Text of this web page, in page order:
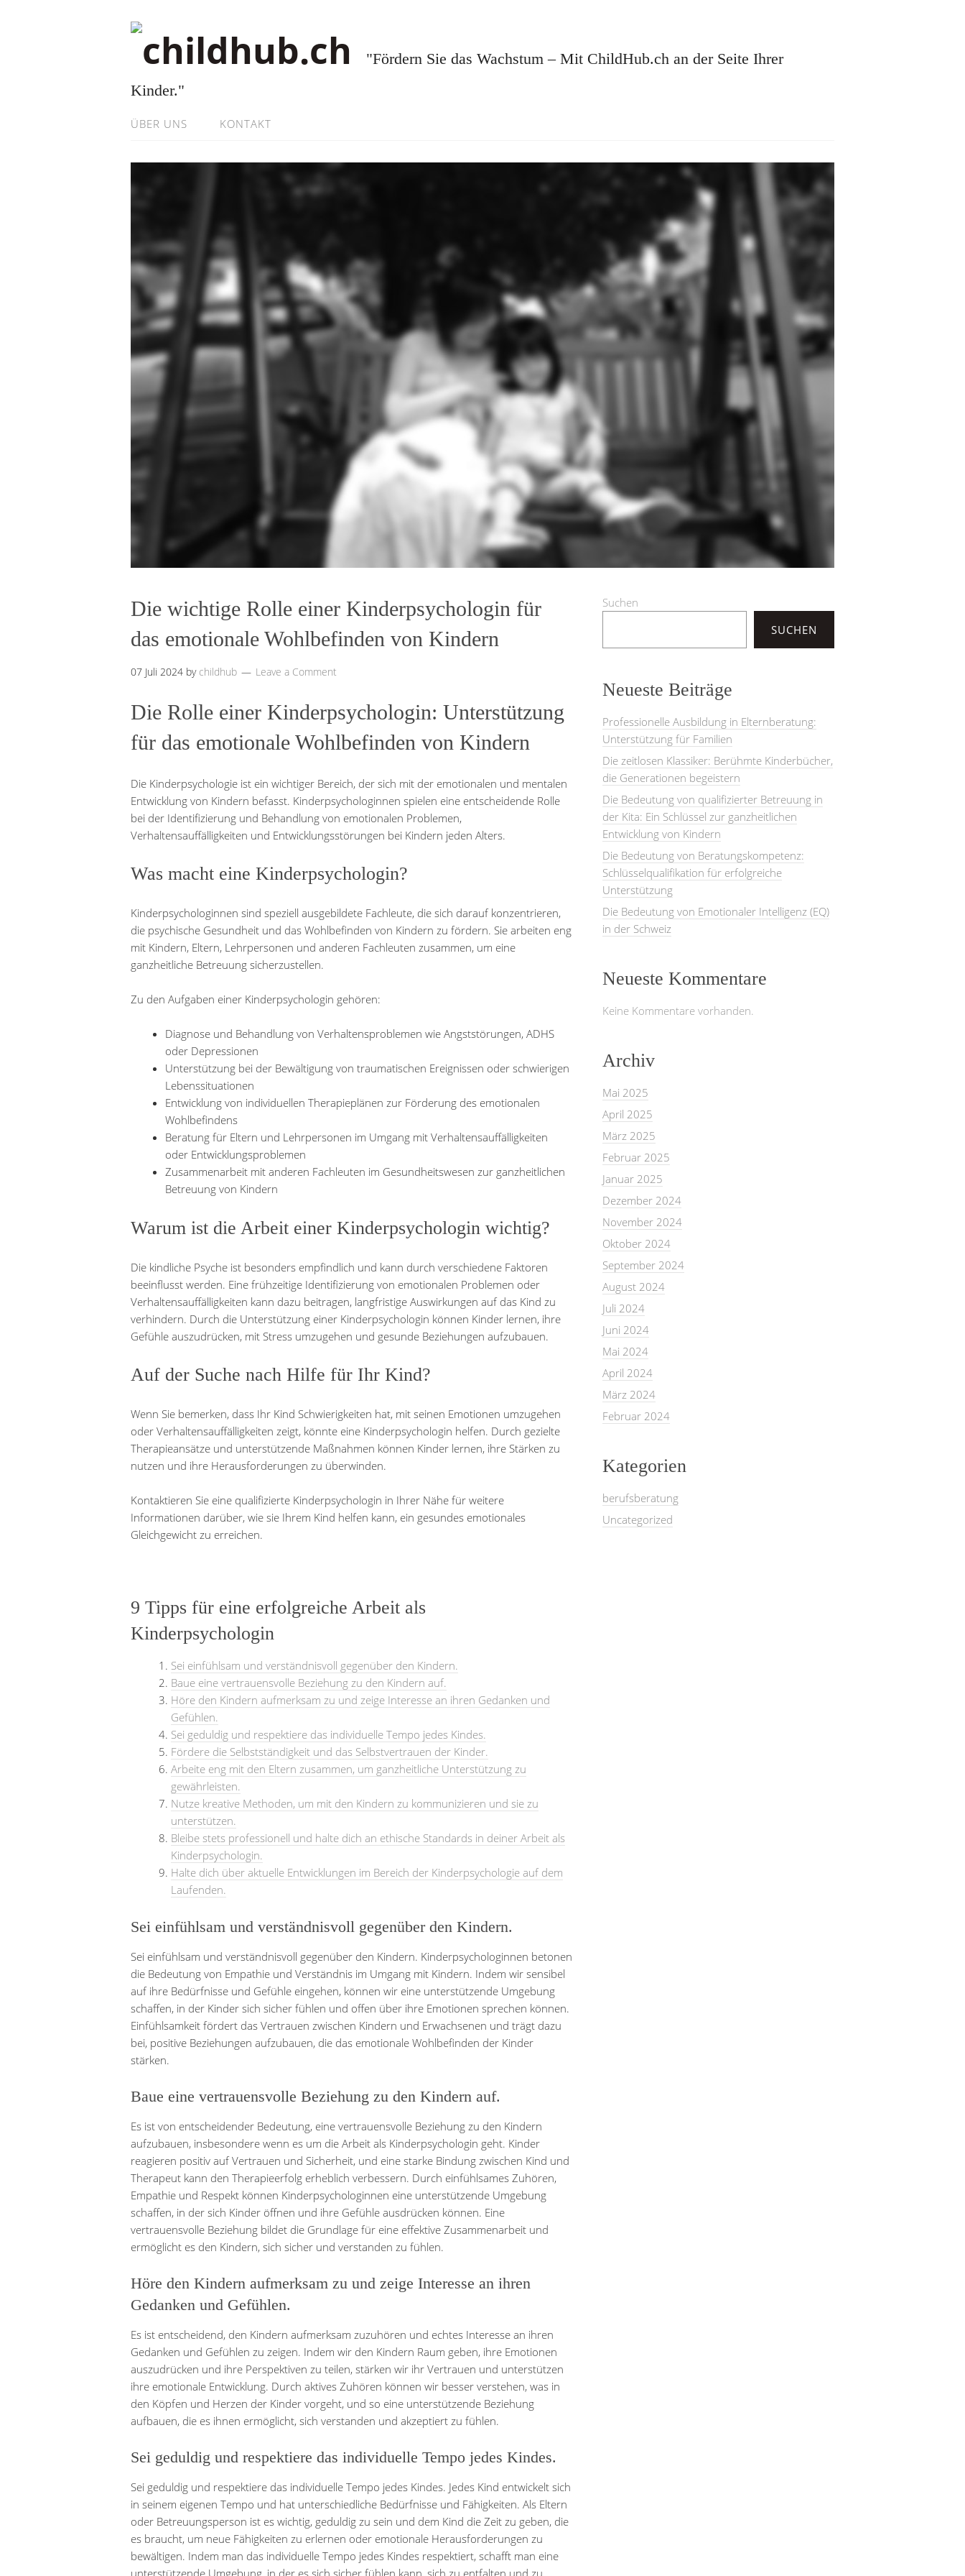
"Fördern Sie das Wachstum – Mit ChildHub.ch an der Seite Ihrer
Kinder."
ÜBER UNS KONTAKT
Die wichtige Rolle einer Kinderpsychologin für
das emotionale Wohlbefinden von Kindern
07 Juli 2024 by childhub Leave a Comment
Die Rolle einer Kinderpsychologin: Unterstützung
für das emotionale Wohlbefinden von Kindern
Die Kinderpsychologie ist ein wichtiger Bereich, der sich mit der emotionalen und mentalen
Entwicklung von Kindern befasst. Kinderpsychologinnen spielen eine entscheidende Rolle
bei der Identifizierung und Behandlung von emotionalen Problemen,
Verhaltensauffälligkeiten und Entwicklungsstörungen bei Kindern jeden Alters.
Was macht eine Kinderpsychologin?
Kinderpsychologinnen sind speziell ausgebildete Fachleute, die sich darauf konzentrieren,
die psychische Gesundheit und das Wohlbefinden von Kindern zu fördern. Sie arbeiten eng
mit Kindern, Eltern, Lehrpersonen und anderen Fachleuten zusammen, um eine
ganzheitliche Betreuung sicherzustellen.
Zu den Aufgaben einer Kinderpsychologin gehören:
Diagnose und Behandlung von Verhaltensproblemen wie Angststörungen, ADHS
oder Depressionen
Unterstützung bei der Bewältigung von traumatischen Ereignissen oder schwierigen
Lebenssituationen
Entwicklung von individuellen Therapieplänen zur Förderung des emotionalen
Wohlbefindens
Beratung für Eltern und Lehrpersonen im Umgang mit Verhaltensauffälligkeiten
oder Entwicklungsproblemen
Zusammenarbeit mit anderen Fachleuten im Gesundheitswesen zur ganzheitlichen
Betreuung von Kindern
Warum ist die Arbeit einer Kinderpsychologin wichtig?
Die kindliche Psyche ist besonders empfindlich und kann durch verschiedene Faktoren
beeinflusst werden. Eine frühzeitige Identifizierung von emotionalen Problemen oder
Verhaltensauffälligkeiten kann dazu beitragen, langfristige Auswirkungen auf das Kind zu
verhindern. Durch die Unterstützung einer Kinderpsychologin können Kinder lernen, ihre
Gefühle auszudrücken, mit Stress umzugehen und gesunde Beziehungen aufzubauen.
Auf der Suche nach Hilfe für Ihr Kind?
Wenn Sie bemerken, dass Ihr Kind Schwierigkeiten hat, mit seinen Emotionen umzugehen
oder Verhaltensauffälligkeiten zeigt, könnte eine Kinderpsychologin helfen. Durch gezielte
Therapieansätze und unterstützende Maßnahmen können Kinder lernen, ihre Stärken zu
nutzen und ihre Herausforderungen zu überwinden.
Kontaktieren Sie eine qualifizierte Kinderpsychologin in Ihrer Nähe für weitere
Informationen darüber, wie sie Ihrem Kind helfen kann, ein gesundes emotionales
Gleichgewicht zu erreichen.
9 Tipps für eine erfolgreiche Arbeit als
Kinderpsychologin
Sei einfühlsam und verständnisvoll gegenüber den Kindern.
Baue eine vertrauensvolle Beziehung zu den Kindern auf.
Höre den Kindern aufmerksam zu und zeige Interesse an ihren Gedanken und
Gefühlen.
Sei geduldig und respektiere das individuelle Tempo jedes Kindes.
Fördere die Selbstständigkeit und das Selbstvertrauen der Kinder.
Arbeite eng mit den Eltern zusammen, um ganzheitliche Unterstützung zu
gewährleisten.
Nutze kreative Methoden, um mit den Kindern zu kommunizieren und sie zu
unterstützen.
Bleibe stets professionell und halte dich an ethische Standards in deiner Arbeit als
Kinderpsychologin.
Halte dich über aktuelle Entwicklungen im Bereich der Kinderpsychologie auf dem
Laufenden.
Sei einfühlsam und verständnisvoll gegenüber den Kindern.
Sei einfühlsam und verständnisvoll gegenüber den Kindern. Kinderpsychologinnen betonen
die Bedeutung von Empathie und Verständnis im Umgang mit Kindern. Indem wir sensibel
auf ihre Bedürfnisse und Gefühle eingehen, können wir eine unterstützende Umgebung
schaffen, in der Kinder sich sicher fühlen und offen über ihre Emotionen sprechen können.
Einfühlsamkeit fördert das Vertrauen zwischen Kindern und Erwachsenen und trägt dazu
bei, positive Beziehungen aufzubauen, die das emotionale Wohlbefinden der Kinder
stärken.
Baue eine vertrauensvolle Beziehung zu den Kindern auf.
Es ist von entscheidender Bedeutung, eine vertrauensvolle Beziehung zu den Kindern
aufzubauen, insbesondere wenn es um die Arbeit als Kinderpsychologin geht. Kinder
reagieren positiv auf Vertrauen und Sicherheit, und eine starke Bindung zwischen Kind und
Therapeut kann den Therapieerfolg erheblich verbessern. Durch einfühlsames Zuhören,
Empathie und Respekt können Kinderpsychologinnen eine unterstützende Umgebung
schaffen, in der sich Kinder öffnen und ihre Gefühle ausdrücken können. Eine
vertrauensvolle Beziehung bildet die Grundlage für eine effektive Zusammenarbeit und
ermöglicht es den Kindern, sich sicher und verstanden zu fühlen.
Höre den Kindern aufmerksam zu und zeige Interesse an ihren
Gedanken und Gefühlen.
Es ist entscheidend, den Kindern aufmerksam zuzuhören und echtes Interesse an ihren
Gedanken und Gefühlen zu zeigen. Indem wir den Kindern Raum geben, ihre Emotionen
auszudrücken und ihre Perspektiven zu teilen, stärken wir ihr Vertrauen und unterstützen
ihre emotionale Entwicklung. Durch aktives Zuhören können wir besser verstehen, was in
den Köpfen und Herzen der Kinder vorgeht, und so eine unterstützende Beziehung
aufbauen, die es ihnen ermöglicht, sich verstanden und akzeptiert zu fühlen.
Sei geduldig und respektiere das individuelle Tempo jedes Kindes.
Sei geduldig und respektiere das individuelle Tempo jedes Kindes. Jedes Kind entwickelt sich
in seinem eigenen Tempo und hat unterschiedliche Bedürfnisse und Fähigkeiten. Als Eltern
oder Betreuungsperson ist es wichtig, geduldig zu sein und dem Kind die Zeit zu geben, die
es braucht, um neue Fähigkeiten zu erlernen oder emotionale Herausforderungen zu
bewältigen. Indem man das individuelle Tempo jedes Kindes respektiert, schafft man eine
unterstützende Umgebung, in der es sich sicher fühlen kann, sich zu entfalten und zu
Suchen
SUCHEN
Neueste Beiträge
Professionelle Ausbildung in Elternberatung:
Unterstützung für Familien
Die zeitlosen Klassiker: Berühmte Kinderbücher,
die Generationen begeistern
Die Bedeutung von qualifizierter Betreuung in
der Kita: Ein Schlüssel zur ganzheitlichen
Entwicklung von Kindern
Die Bedeutung von Beratungskompetenz:
Schlüsselqualifikation für erfolgreiche
Unterstützung
Die Bedeutung von Emotionaler Intelligenz (EQ)
in der Schweiz
Neueste Kommentare
Keine Kommentare vorhanden.
Archiv
Mai 2025
April 2025
März 2025
Februar 2025
Januar 2025
Dezember 2024
November 2024
Oktober 2024
September 2024
August 2024
Juli 2024
Juni 2024
Mai 2024
April 2024
März 2024
Februar 2024
Kategorien
berufsberatung
Uncategorized